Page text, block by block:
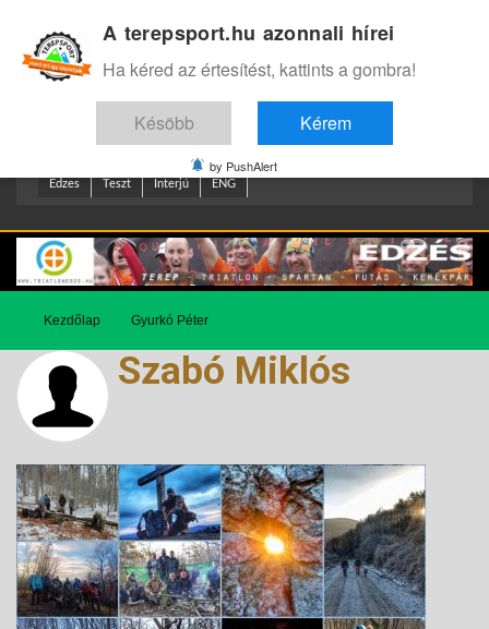
Edzes Teszt Interjú ENG
Kezdőlap Gyurkó Péter
Szabó Miklós
A terepsport.hu azonnali hírei
Ha kéred az értesítést, kattints a gombra!
Késöbb Kérem
by PushAlert